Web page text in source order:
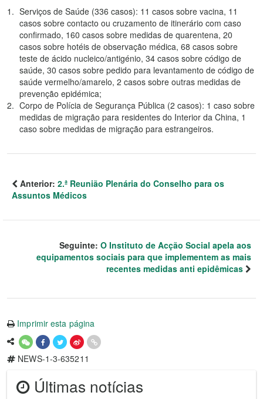
Serviços de Saúde (336 casos): 11 casos sobre vacina, 11
casos sobre contacto ou cruzamento de itinerário com caso
confirmado, 160 casos sobre medidas de quarentena, 20
casos sobre hotéis de observação médica, 68 casos sobre
teste de ácido nucleico/antigénio, 34 casos sobre código de
saúde, 30 casos sobre pedido para levantamento de código de
saúde vermelho/amarelo, 2 casos sobre outras medidas de
prevenção epidémica;
Corpo de Polícia de Segurança Pública (2 casos): 1 caso sobre
medidas de migração para residentes do Interior da China, 1
caso sobre medidas de migração para estrangeiros.
Anterior: 2.ª Reunião Plenária do Conselho para os
Assuntos Médicos
Seguinte: O Instituto de Acção Social apela aos
equipamentos sociais para que implementem as mais
recentes medidas anti epidêmicas
Imprimir esta página
NEWS-1-3-635211
Últimas notícias